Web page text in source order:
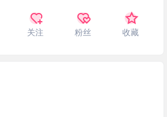
关注 粉丝 收藏